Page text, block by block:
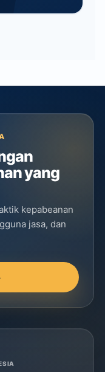
yang
kepabeanan
jasa, dan